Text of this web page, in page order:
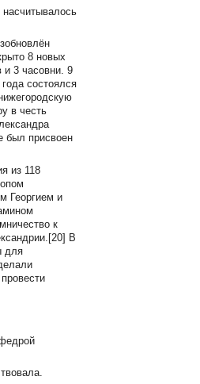
насчитывалось
8 новых
и 3 часовни. 9
состоялся
в честь
был присвоен
из 118
Георгием и
к
В
для